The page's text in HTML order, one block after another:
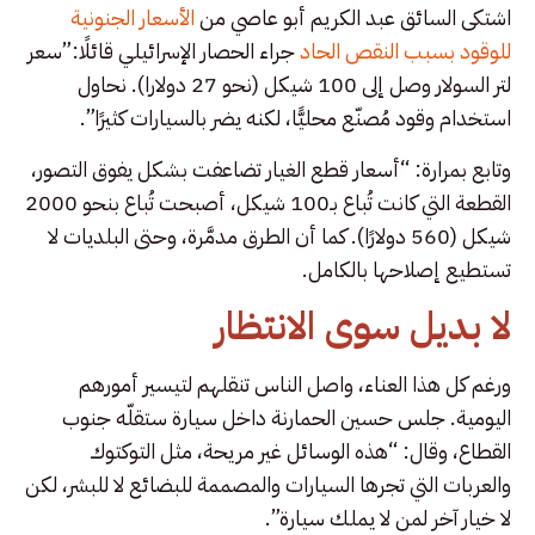
اشتكى السائق عبد الكريم أبو عاصي منالأسعار الجنونية
للوقود بسبب النقص الحادجراء الحصار الإسرائيلي قائلًا:”سعر
لتر السولار وصل إلى 100 شيكل (نحو 27 دولارا). نحاول
استخدام وقود مُصنّع محليًّا، لكنه يضر بالسيارات كثيرًا”.
وتابع بمرارة: “أسعار قطع الغيار تضاعفت بشكل يفوق التصور،
القطعة التي كانت تُباع بـ100 شيكل، أصبحت تُباع بنحو 2000
شيكل (560 دولارًا). كما أن الطرق مدمَّرة، وحتى البلديات لا
تستطيع إصلاحها بالكامل.
لا بديل سوى الانتظار
ورغم كل هذا العناء، واصل الناس تنقلهم لتيسير أمورهم
اليومية. جلس حسين الحمارنة داخل سيارة ستقلّه جنوب
القطاع، وقال: “هذه الوسائل غير مريحة، مثل التوكتوك
والعربات التي تجرها السيارات والمصممة للبضائع لا للبشر، لكن
لا خيار آخر لمن لا يملك سيارة”.